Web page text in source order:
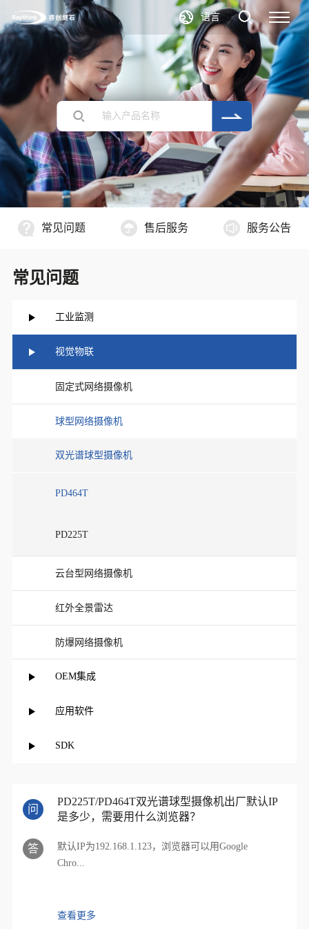
语言
常见问题 售后服务 服务公告
常见问题
工业监测
视觉物联
固定式网络摄像机
球型网络摄像机
双光谱球型摄像机
PD464T
PD225T
云台型网络摄像机
红外全景雷达
防爆网络摄像机
OEM集成
应用软件
SDK
问
PD225T/PD464T双光谱球型摄像机出厂默认IP
是多少，需要用什么浏览器？
答
默认IP为192.168.1.123，浏览器可以用Google
Chro...
查看更多